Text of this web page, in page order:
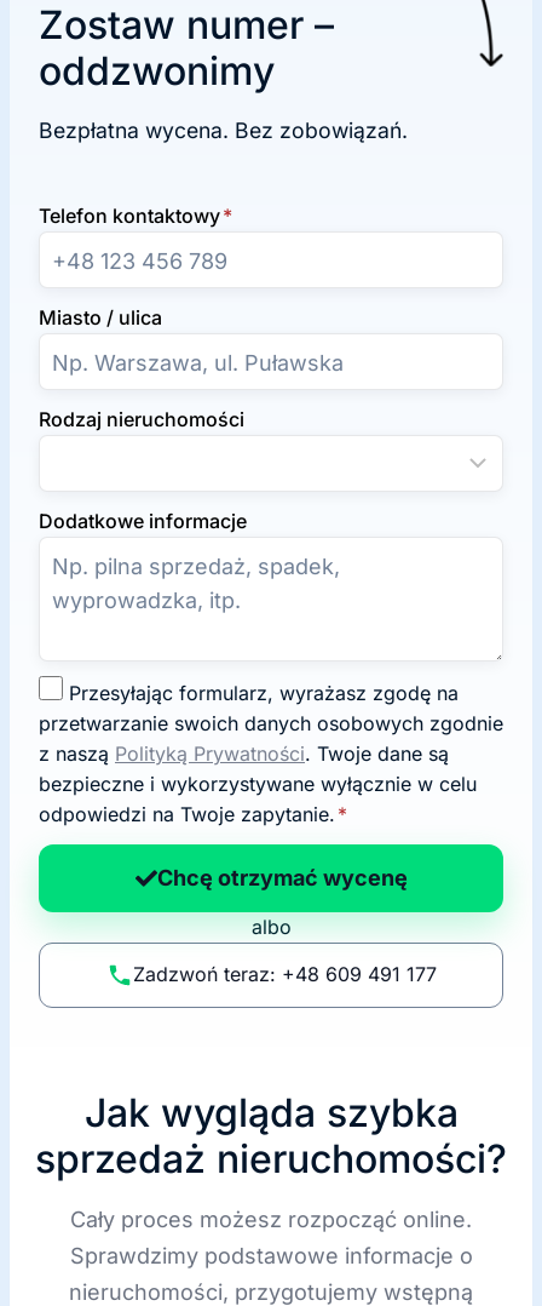
Zostaw numer –
oddzwonimy
Bezpłatna wycena. Bez zobowiązań.
Telefon kontaktowy*
Miasto / ulica
Rodzaj nieruchomości
Dodatkowe informacje
g
o
d
a
n
p
li
t
przetwarzanie swoich danych osobowych zgodnie
z naszą Polityką Prywatności. Twoje dane są
bezpieczne i wykorzystywane wyłącznie w celu
odpowiedzi na Twoje zapytanie. *
Chcę otrzymać wycenę
albo
Zadzwoń teraz: +48 609 491 177
Jak wygląda szybka
sprzedaż nieruchomości?
Cały proces możesz rozpocząć online.
Sprawdzimy podstawowe informacje o
nieruchomości, przygotujemy wstępną